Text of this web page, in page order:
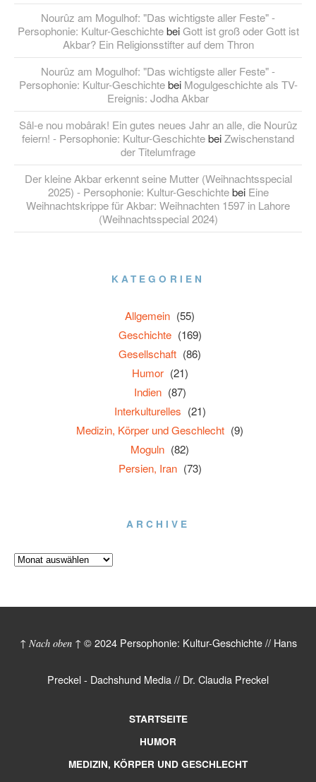
Nourûz am Mogulhof: "Das wichtigste aller Feste" -
Persophonie: Kultur-GeschichtebeiGott ist groß oder Gott ist
Akbar? Ein Religionsstifter auf dem Thron
Nourûz am Mogulhof: "Das wichtigste aller Feste" -
Persophonie: Kultur-Geschichtebei Mogulgeschichte als TV-
Ereignis: Jodha Akbar
Sâl-e nou mobârak! Ein gutes neues Jahr an alle, die Nourûz
feiern! - Persophonie: Kultur-GeschichtebeiZwischenstand
der Titelumfrage
Der kleine Akbar erkennt seine Mutter (Weihnachtsspecial
2025) - Persophonie: Kultur-Geschichtebei Eine
Weihnachtskrippe für Akbar: Weihnachten 1597 in Lahore
(Weihnachtsspecial 2024)
KATEGORIEN
Allgemein (55)
Geschichte (169)
Gesellschaft (86)
Humor (21)
Indien (87)
Interkulturelles (21)
Medizin, Körper und Geschlecht (9)
Moguln (82)
Persien, Iran (73)
ARCHIVE
↑ Nach oben ↑ © 2024 Persophonie: Kultur-Geschichte // Hans
Preckel - Dachshund Media // Dr. Claudia Preckel
STARTSEITE
HUMOR
MEDIZIN, KÖRPER UND GESCHLECHT